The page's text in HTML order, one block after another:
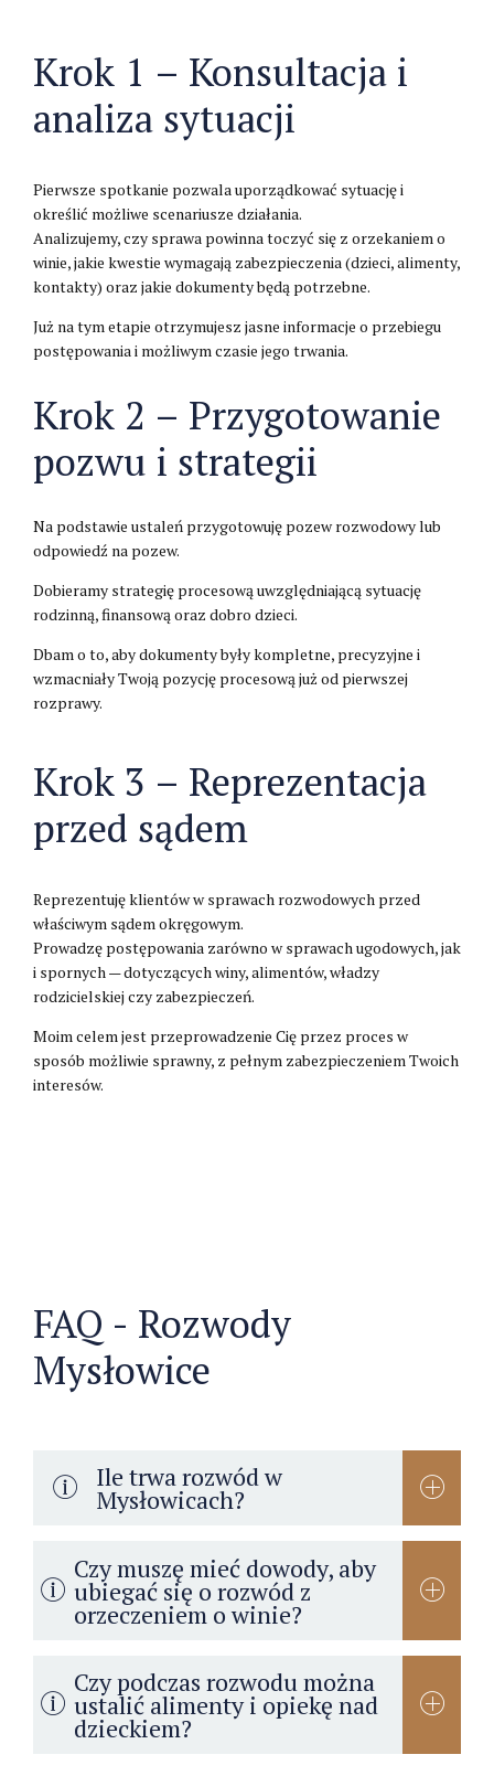
Krok 1 – Konsultacja i
analiza sytuacji
Pierwsze spotkanie pozwala uporządkować sytuację i
określić możliwe scenariusze działania.
Analizujemy, czy sprawa powinna toczyć się z orzekaniem o
winie, jakie kwestie wymagają zabezpieczenia (dzieci, alimenty,
kontakty) oraz jakie dokumenty będą potrzebne.
Już na tym etapie otrzymujesz jasne informacje o przebiegu
postępowania i możliwym czasie jego trwania.
Krok 2 – Przygotowanie
pozwu i strategii
Na podstawie ustaleń przygotowuję pozew rozwodowy lub
odpowiedź na pozew.
Dobieramy strategię procesową uwzględniającą sytuację
rodzinną, finansową oraz dobro dzieci.
Dbam o to, aby dokumenty były kompletne, precyzyjne i
wzmacniały Twoją pozycję procesową już od pierwszej
rozprawy.
Krok 3 – Reprezentacja
przed sądem
Reprezentuję klientów w sprawach rozwodowych przed
właściwym sądem okręgowym.
Prowadzę postępowania zarówno w sprawach ugodowych, jak
i spornych — dotyczących winy, alimentów, władzy
rodzicielskiej czy zabezpieczeń.
Moim celem jest przeprowadzenie Cię przez proces w
sposób możliwie sprawny, z pełnym zabezpieczeniem Twoich
interesów.
FAQ - Rozwody
Mysłowice
Ile trwa rozwód w
Mysłowicach?
Czy muszę mieć dowody, aby
ubiegać się o rozwód z
orzeczeniem o winie?
Czy podczas rozwodu można
ustalić alimenty i opiekę nad
dzieckiem?